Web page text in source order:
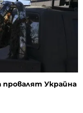
Украйна